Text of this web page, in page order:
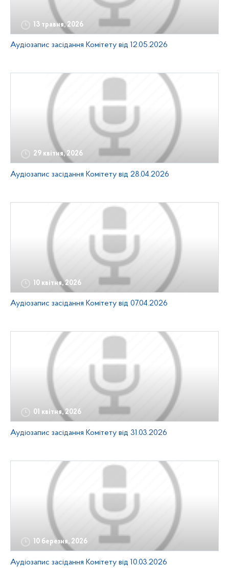
13 травня, 2026
Аудіозапис засідання Комітету від 12.05.2026
29 квітня, 2026
Аудіозапис засідання Комітету від 28.04.2026
10 квітня, 2026
Аудіозапис засідання Комітету від 07.04.2026
01 квітня, 2026
Аудіозапис засідання Комітету від 31.03.2026
10 березня, 2026
Аудіозапис засідання Комітету від 10.03.2026